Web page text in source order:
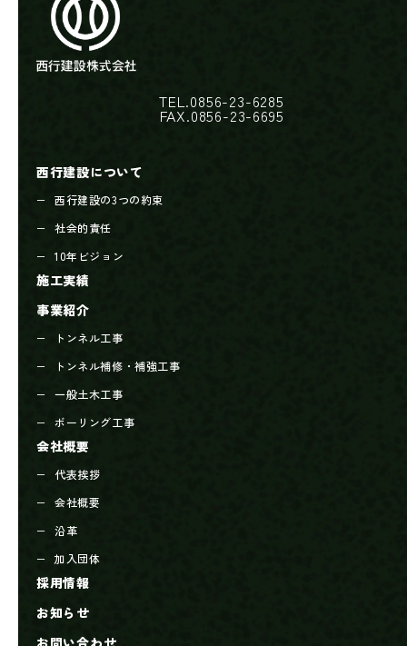
TEL.0856-23-6285
FAX.0856-23-6695
西行建設について
西行建設の3つの約束
社会的責任
10年ビジョン
施工実績
事業紹介
トンネル工事
トンネル補修・補強工事
一般土木工事
ボーリング工事
会社概要
代表挨拶
会社概要
沿革
加入団体
採用情報
お知らせ